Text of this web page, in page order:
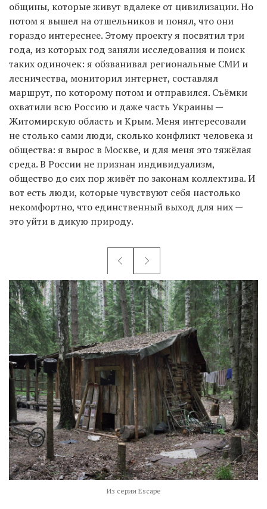
общины, которые живут вдалеке от цивилизации. Но
потом я вышел на отшельников и понял, что они
гораздо интереснее. Этому проекту я посвятил три
года, из которых год заняли исследования и поиск
таких одиночек: я обзванивал региональные СМИ и
лесничества, мониторил интернет, составлял
маршрут, по которому потом и отправился. Съёмки
охватили всю Россию и даже часть Украины —
Житомирскую область и Крым. Меня интересовали
не столько сами люди, сколько конфликт человека и
общества: я вырос в Москве, и для меня это тяжёлая
среда. В России не признан индивидуализм,
общество до сих пор живёт по законам коллектива. И
вот есть люди, которые чувствуют себя настолько
некомфортно, что единственный выход для них —
это уйти в дикую природу.
Из серии Escape